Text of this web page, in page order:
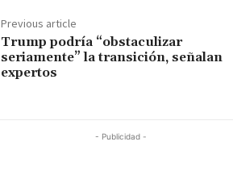
Previous article
Trump podría “obstaculizar
seriamente” la transición, señalan
expertos
- Publicidad -